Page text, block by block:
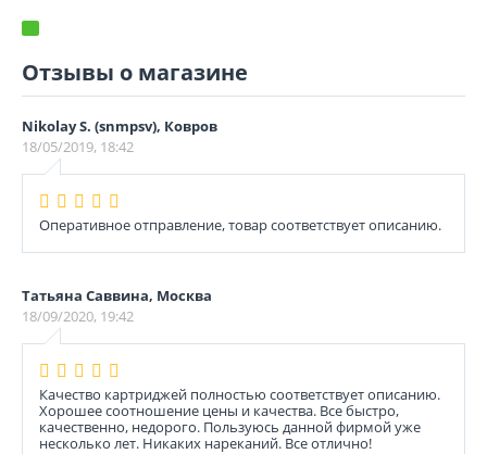
Отзывы о магазине
Nikolay S. (snmpsv), Ковров
18/05/2019, 18:42
Оперативное отправление, товар соответствует описанию.
Татьяна Саввина, Москва
18/09/2020, 19:42
Качество картриджей полностью соответствует описанию.
Хорошее соотношение цены и качества. Все быстро,
качественно, недорого. Пользуюсь данной фирмой уже
несколько лет. Никаких нареканий. Все отлично!